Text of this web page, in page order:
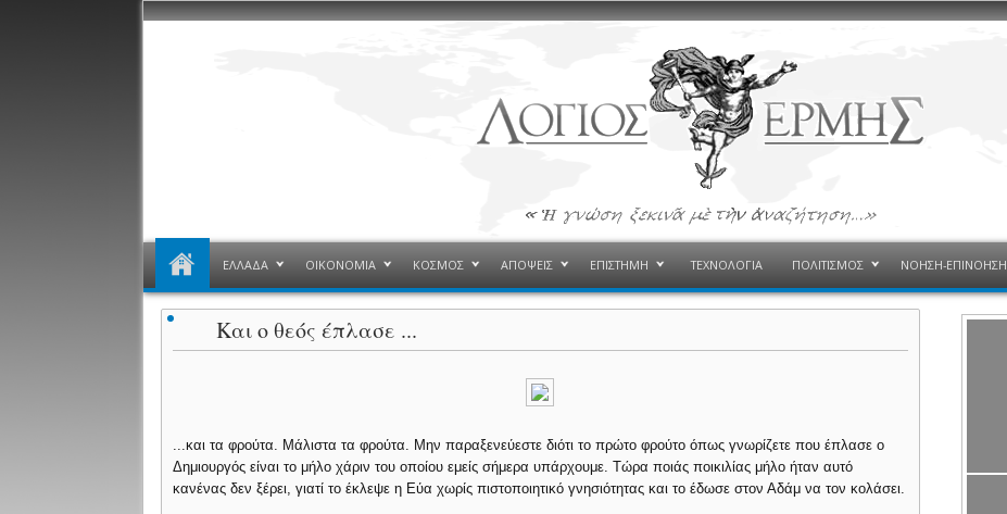
ΕΛΛΑΔΑ ΟΙΚΟΝΟΜΙΑ ΚΟΣΜΟΣ ΑΠΟΨΕΙΣ ΕΠΙΣΤΗΜΗ ΤΕΧΝΟΛΟΓΙΑ ΠΟΛΙΤΙΣΜΟΣ ΝΟΗΣΗ-ΕΠΙΝΟΗΣΗ
Και ο θεός έπλασε ...
...και τα φρούτα. Μάλιστα τα φρούτα. Μην παραξενεύεστε διότι το πρώτο φρούτο όπως γνωρίζετε που έπλασε ο
Δημιουργός είναι το μήλο χάριν του οποίου εμείς σήμερα υπάρχουμε. Τώρα ποιάς ποικιλίας μήλο ήταν αυτό
κανένας δεν ξέρει, γιατί το έκλεψε η Εύα χωρίς πιστοποιητικό γνησιότητας και το έδωσε στον Αδάμ να τον κολάσει.